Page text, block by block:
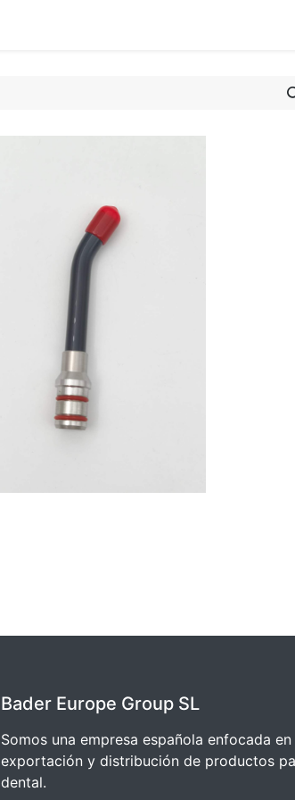
Bader Europe Group SL
Somos una empresa española enfocada
exportación y distribución de productos
dental.